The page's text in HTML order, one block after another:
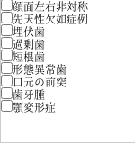
顔面左右非対称
先天性欠如症例
埋伏歯
過剰歯
短根歯
形態異常歯
口元の前突
歯牙腫
顎変形症